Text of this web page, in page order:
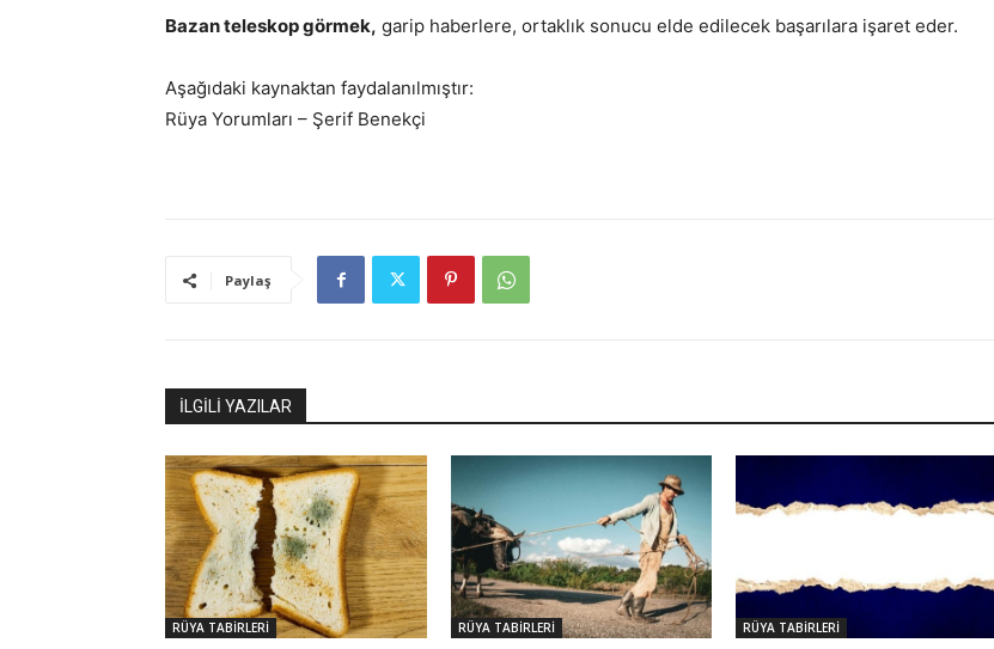
Bazan teleskop görmek, garip haberlere, ortaklık sonucu elde edilecek başarılara işaret eder.
Aşağıdaki kaynaktan faydalanılmıştır:
Rüya Yorumları – Şerif Benekçi
Paylaş
İLGİLİ YAZILAR
RÜYA TABİRLERİ RÜYA TABİRLERİ RÜYA TABİRLERİ